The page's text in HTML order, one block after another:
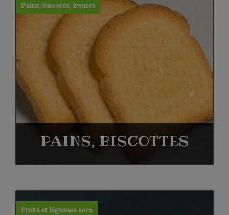
Pains, biscotes, levures
PAINS, BISCOTTES
Fruits et légumes secs